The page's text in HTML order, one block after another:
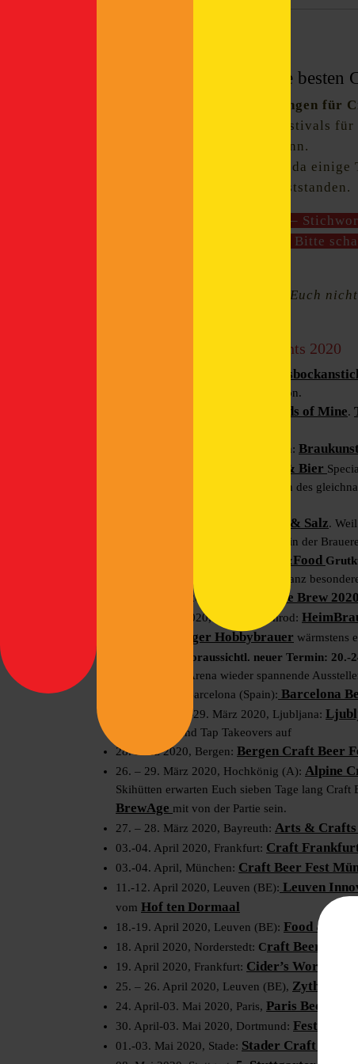
Gute Leute, gutes Bier! Die besten
Empfehlungen für
hat einige tolle Termine und Festivals
leider nicht vollständig sein kann.
Die Liste wird laufend ergänzt, da
Veröffentlichung noch nicht feststanden.
: Aus Sicherheitsgründen –
von einzelnen Veranstaltungen. Bitte
Solltet Ihr Tipps haben, scheut Euch
Bier-Feste und Craft Beer-Events 2020
präsentieren ihre Senatsbock-Version.
Friends of Mine.
31. Januar – 01. Februar, München:
Wurst & Bier
Sozusagen die verschlankte Version des
Hopfen & Salz.
Ersatz erstmals das Hopfen & Salz in der
Beer&Food
Gruthaus-Brauerei laden zu einer ganz
29. Februar 2020, Bayreuth:
Home Brew 2020
13.-15. März 2020, Schloss Romrod:
Hamburger Hobbybrauer wärmstens
Verschoben! Voraussichtl. neuer Termin: 20.-
die Craft Beer Arena wieder spannende
13.-15. März, Barcelona (Spain): Barcelona
! 23.-29. März 2020, Ljubljana:
mit Tastings und Tap Takeovers auf
28. März 2020, Bergen: Bergen Craft Beer
26. – 29. März 2020, Hochkönig (A): Alpine
Skihütten erwarten Euch sieben Tage lang
BrewAge mit von der Partie sein.
27. – 28. März 2020, Bayreuth: Arts & Crafts
03.-04. April 2020, Frankfurt: Craft
03.-04. April, München: Craft Beer Fest
11.-12. April 2020, Leuven (BE): Leuven
vom Hof ten Dormaal
18.-19. April 2020, Leuven (BE): Food & Hops
18. April 2020, Norderstedt: Craft Beer Day
19. April 2020, Frankfurt: Cider’s World20
25. – 26. April 2020, Leuven (BE), Zythos
24. April-03. Mai 2020, Paris, Paris Beer Week
30. April-03. Mai 2020, Dortmund: Festival
01.-03. Mai 2020, Stade: Stader Craft Beer